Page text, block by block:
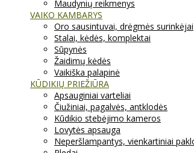
Maudynių reikmenys
VAIKO KAMBARYS
Oro sausintuvai, drėgmės surinkėjai
Stalai, kėdės, komplektai
Sūpynės
Žaidimų kėdės
Vaikiška palapinė
KŪDIKIŲ PRIEŽIŪRA
Apsauginiai varteliai
Čiužiniai, pagalvės, antklodės
Kūdikio stebėjimo kameros
Lovytės apsauga
Neperšlampantys, vienkartiniai